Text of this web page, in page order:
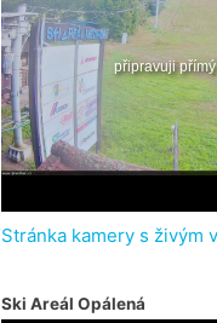
Stránka kamery s živým
Ski Areál Opálená